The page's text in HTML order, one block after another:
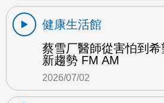
健康生活館
蔡雪厂醫師從害怕到
新趨勢 FM AM
2026/07/02